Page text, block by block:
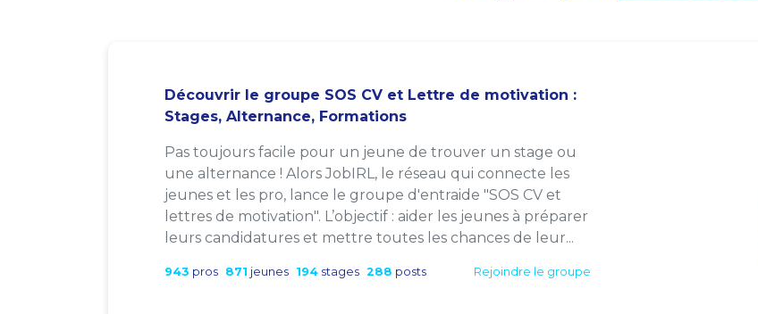
Découvrir le groupe SOS CV et Lettre de motivation :
Stages, Alternance, Formations
Pas toujours facile pour un jeune de trouver un stage ou
une alternance ! Alors JobIRL, le réseau qui connecte les
jeunes et les pro, lance le groupe d'entraide "SOS CV et
lettres de motivation". L’objectif : aider les jeunes à préparer
leurs candidatures et mettre toutes les chances de leur...
943 pros 871 jeunes 194 stages 288 posts Rejoindre le groupe